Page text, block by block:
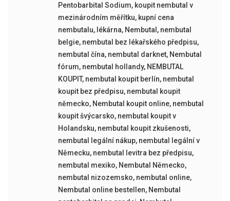
Pentobarbital Sodium, koupit nembutal v
mezinárodním měřítku, kupní cena
nembutalu, lékárna, Nembutal , nembutal
belgie, nembutal bez lékařského předpisu,
nembutal čína, nembutal darknet, Nembutal
fórum, nembutal hollandy, NEMBUTAL
KOUPIT, nembutal koupit berlín, nembutal
koupit bez předpisu, nembutal koupit
německo, Nembutal koupit online, nembutal
koupit švýcarsko, nembutal koupit v
Holandsku, nembutal koupit zkušenosti,
nembutal legální nákup, nembutal legální v
Německu, nembutal levitra bez předpisu,
nembutal mexiko, Nembutal Německo,
nembutal nizozemsko, nembutal online,
Nembutal online bestellen, Nembutal